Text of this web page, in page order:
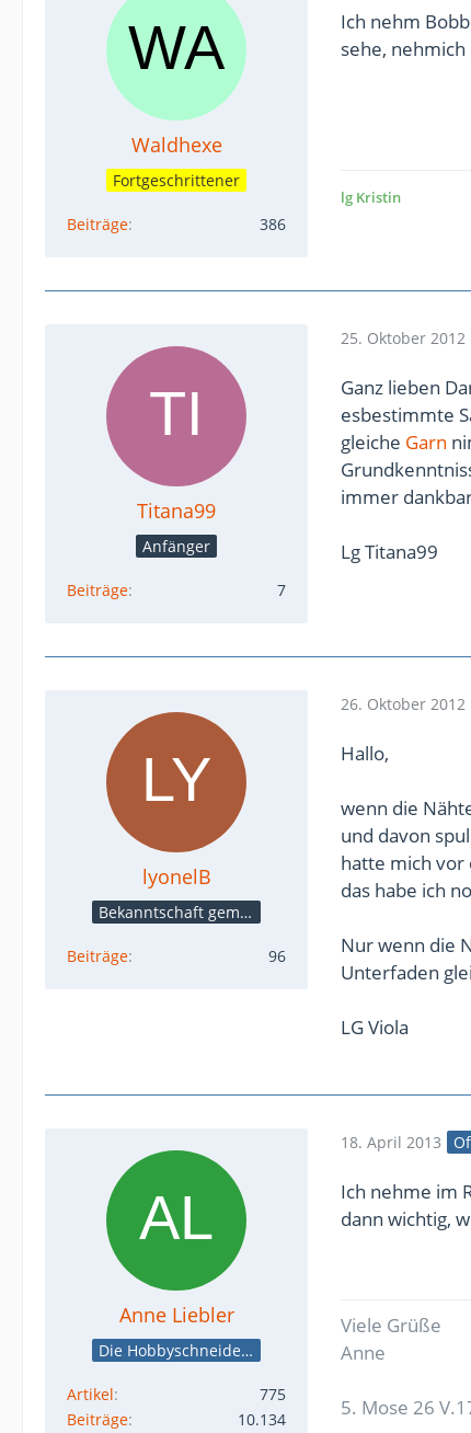
Waldhexe
Fortgeschrittener
Beiträge 386
Ich nehm
sehe, nehmich
lg Kristin
Titana99
Anfänger
Beiträge 7
25. Oktober 2012
Ganz lieben
esbestimmte
gleiche Garn
immer
Lg Titana99
lyonelB
Bekanntschaft gemacht
Beiträge 96
26. Oktober 2012
Hallo,
wenn die
und davon
hatte mich
das habe ich
Nur wenn die
Unterfaden
LG Viola
Anne Liebler
Die Hobbyschneiderin
Artikel
775
Beiträge
10.134
18. April 2013
Ich nehme im
dann wichtig,
Viele Grüße
Anne
5. Mose 26